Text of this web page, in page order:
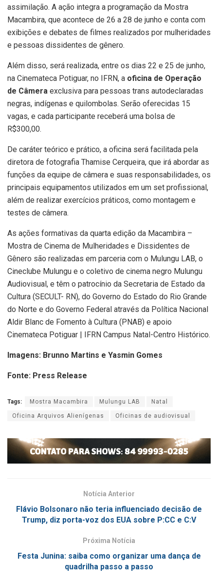
assimilação. A ação integra a programação da Mostra
Macambira, que acontece de 26 a 28 de junho e conta com
exibições e debates de filmes realizados por mulheridades
e pessoas dissidentes de gênero.
Além disso, será realizada, entre os dias 22 e 25 de junho,
na Cinemateca Potiguar, no IFRN, a oficina de Operação
de Câmera exclusiva para pessoas trans autodeclaradas
negras, indígenas e quilombolas. Serão oferecidas 15
vagas, e cada participante receberá uma bolsa de
R$300,00.
De caráter teórico e prático, a oficina será facilitada pela
diretora de fotografia Thamise Cerqueira, que irá abordar as
funções da equipe de câmera e suas responsabilidades, os
principais equipamentos utilizados em um set profissional,
além de realizar exercícios práticos, como montagem e
testes de câmera.
As ações formativas da quarta edição da Macambira –
Mostra de Cinema de Mulheridades e Dissidentes de
Gênero são realizadas em parceria com o Mulungu LAB, o
Cineclube Mulungu e o coletivo de cinema negro Mulungu
Audiovisual, e têm o patrocínio da Secretaria de Estado da
Cultura (SECULT- RN), do Governo do Estado do Rio Grande
do Norte e do Governo Federal através da Política Nacional
Aldir Blanc de Fomento à Cultura (PNAB) e apoio
Cinemateca Potiguar | IFRN Campus Natal-Centro Histórico.
Imagens: Brunno Martins e Yasmin Gomes
Fonte: Press Release
Tags: Mostra Macambira Mulungu LAB Natal
Oficina Arquivos Alienígenas Oficinas de audiovisual
Notícia Anterior
Flávio Bolsonaro não teria influenciado decisão de
Trump, diz porta-voz dos EUA sobre P:CC e C:V
Próxima Notícia
Festa Junina: saiba como organizar uma dança de
quadrilha passo a passo